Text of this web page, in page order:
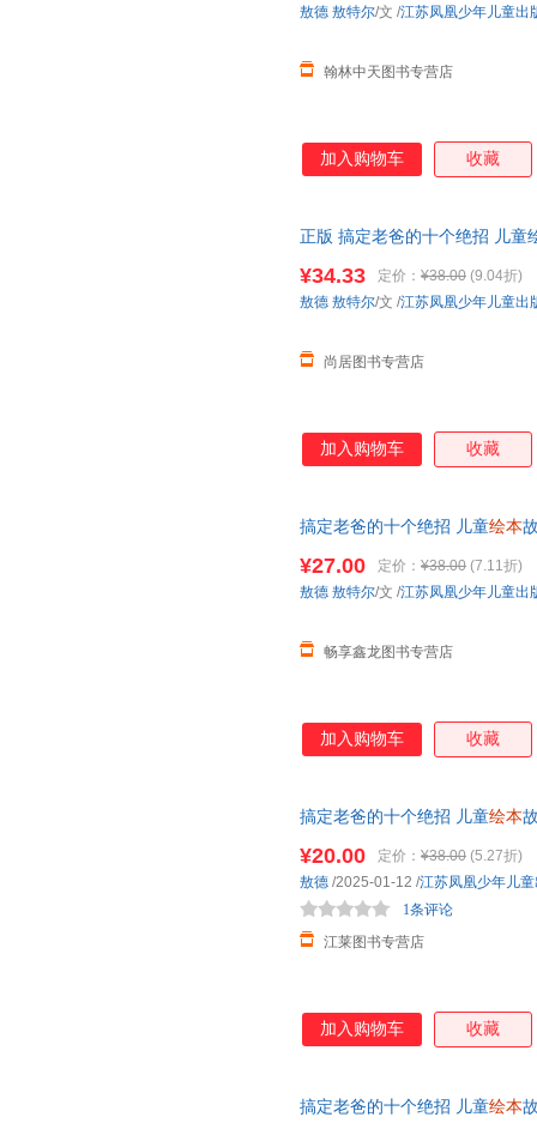
翰林中天图书专营店
敖德 敖特尔/文 /江苏凤凰少年儿童出
加入购物车 收藏
正版 搞定老爸的十个绝招 儿童
¥34.33 定价： ¥38.00 (9.04折)
尚居图书专营店
敖德 敖特尔/文 /江苏凤凰少年儿童出
加入购物车 收藏
搞定老爸的十个绝招 儿童绘本
小当当客服
¥27.00 定价： ¥38.00 (7.11折)
畅享鑫龙图书专营店
敖德 敖特尔/文 /江苏凤凰少年儿童出
加入购物车 收藏
搞定老爸的十个绝招 儿童绘本
¥20.00 定价： ¥38.00 (5.27折)
江莱图书专营店
1条评论
敖德 /2025-01-12 /江苏凤凰少年儿
加入购物车 收藏
搞定老爸的十个绝招 儿童绘本